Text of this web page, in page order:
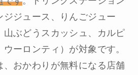
ジジュース、りんごジュー
山ぶどうスカッシュ、カルピ
ーロンティ）が対象です。
、おかわりが無料になる店舗